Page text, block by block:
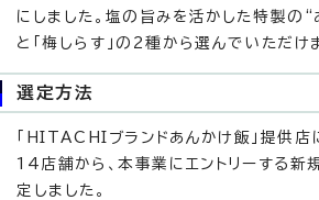
にしました。塩の旨みを活かした特製の“
と「梅しらす」の2種から選んでいただけ
選定方法
「HITACHIブランドあんかけ飯」提供店
14店舗から、本事業にエントリーする新
定しました。